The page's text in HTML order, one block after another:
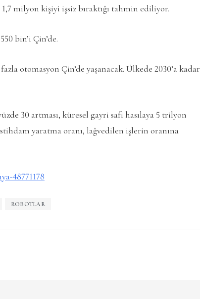
milyon kişiyi işsiz bıraktığı tahmin ediliyor.
bin’i Çin’de.
otomasyon Çin’de yaşanacak. Ülkede 2030’a kadar
30 artması, küresel gayri safi hasılaya 5 trilyon
yaratma oranı, lağvedilen işlerin oranına
48771178
ROBOTLAR